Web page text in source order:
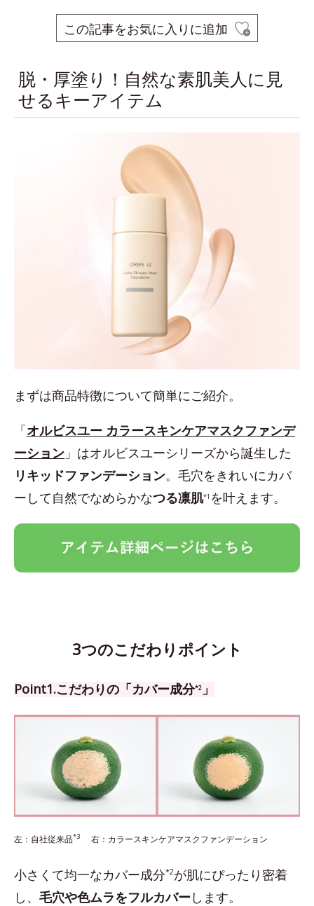
この記事をお気に入りに追加
脱・厚塗り！自然な素肌美人に見
せるキーアイテム
まずは商品特徴について簡単にご紹介。
「オルビスユー カラースキンケアマスクファンデ
ーション 」はオルビスユーシリーズから誕生した
リキッドファンデーション。毛穴をきれいにカバ
ーして自然でなめらかなつる凛肌*1 を叶えます。
3つのこだわりポイント
Point1.こだわりの「カバー成分*2 」
左：自社従来品*3 右：カラースキンケアマスクファンデーション
小さくて均一なカバー成分*2が肌にぴったり密着
し、 毛穴や色ムラをフルカバーします。